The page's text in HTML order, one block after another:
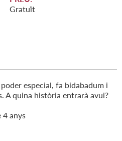
Gratuït
especial, fa bidabadum i
A quina història entrarà avui?
4 anys